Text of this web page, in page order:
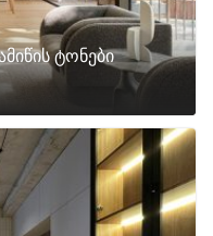
ტონები